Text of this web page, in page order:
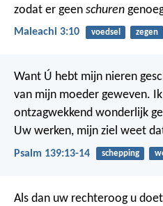
zodat er geen schuren
Maleachi 3:10 voedsel zegen
Want Ú hebt mijn nieren
van mijn moeder geweven.
ontzagwekkend wonderlijk
Uw werken, mijn ziel weet
Psalm 139:13-14 schepping
Als dan uw rechteroog u